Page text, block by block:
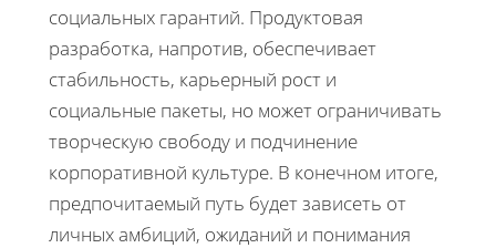
социальных гарантий. Продуктовая
разработка, напротив, обеспечивает
стабильность, карьерный рост и
социальные пакеты, но может ограничивать
творческую свободу и подчинение
корпоративной культуре. В конечном итоге,
предпочитаемый путь будет зависеть от
личных амбиций, ожиданий и понимания